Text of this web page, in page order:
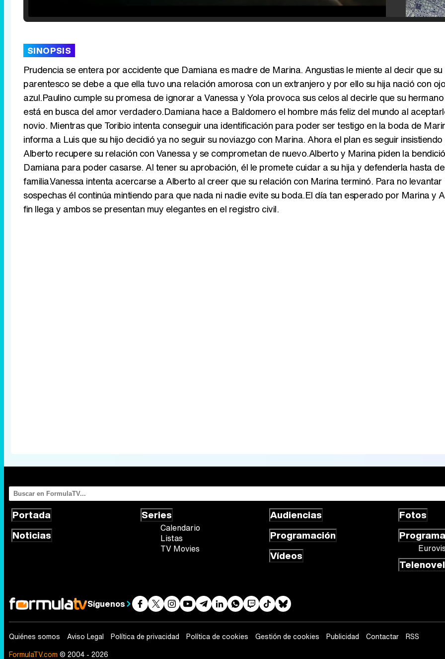
SINOPSIS
Prudencia se entera por accidente que Damiana es madre de Marina. Angustias le miente al decir que
parentesco se debe a que ella tuvo una relación amorosa con un extranjero y por ello su hija nació con
azul.Paulino cumple su promesa de ignorar a Vanessa y Yola provoca sus celos al decirle que su
está en busca del amor verdadero.Damiana hace a Baldomero el hombre más feliz del mundo al
novio. Mientras que Toribio intenta conseguir una identificación para poder ser testigo en la boda de
informa a Luis que su hijo decidió ya no seguir su noviazgo con Marina. Ahora el plan es seguir
Alberto recupere su relación con Vanessa y se comprometan de nuevo.Alberto y Marina piden la
Damiana para poder casarse. Al tener su aprobación, él le promete cuidar a su hija y defenderla hasta
familia.Vanessa intenta acercarse a Alberto al creer que su relación con Marina terminó. Para no levantar
sospechas él continúa mintiendo para que nada ni nadie evite su boda.El día tan esperado por Marina y
fin llega y ambos se presentan muy elegantes en el registro civil.
Portada
Noticias
Series
Calendario
Listas
TV Movies
Audiencias
Programación
Vídeos
Fotos
Síguenos
Quiénes somos Aviso Legal Política de privacidad Política de cookies Gestión de cookies Publicidad Contactar
RSS
FormulaTV.com © 2004 - 2026